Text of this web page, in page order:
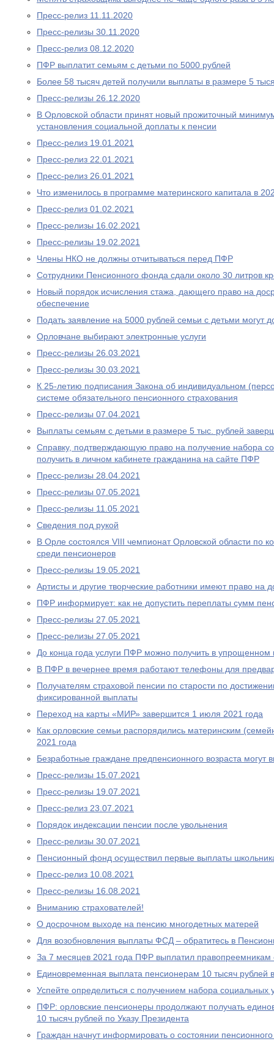
Пресс-релиз 11.11.2020
Пресс-релизы 30.11.2020
Пресс-релиз 08.12.2020
ПФР выплатит семьям с детьми по 5000 рублей
Более 58 тысяч детей получили выплаты в размере 5
Пресс-релизы 26.12.2020
В Орловской области принят новый прожиточный
установления социальной доплаты к пенсии
Пресс-релиз 19.01.2021
Пресс-релиз 22.01.2021
Пресс-релиз 26.01.2021
Что изменилось в программе материнского капитала в
Пресс-релиз 01.02.2021
Пресс-релизы 16.02.2021
Пресс-релизы 19.02.2021
Члены НКО не должны отчитываться перед ПФР
Сотрудники Пенсионного фонда сдали около 30 литров
Новый порядок исчисления стажа, дающего право на
обеспечение
Подать заявление на 5000 рублей семьи с детьми могут
Орловчане выбирают электронные услуги
Пресс-релизы 26.03.2021
Пресс-релизы 30.03.2021
К 25-летию подписания Закона об индивидуальном
системе обязательного пенсионного страхования
Пресс-релизы 07.04.2021
Выплаты семьям с детьми в размере 5 тыс. рублей
Справку, подтверждающую право на получение набора
получить в личном кабинете гражданина на сайте ПФР
Пресс-релизы 28.04.2021
Пресс-релизы 07.05.2021
Пресс-релизы 11.05.2021
Сведения под рукой
В Орле состоялся VIII чемпионат Орловской области по
среди пенсионеров
Пресс-релизы 19.05.2021
Артисты и другие творческие работники имеют право на
ПФР информирует: как не допустить переплаты сумм
Пресс-релизы 27.05.2021
Пресс-релизы 27.05.2021
До конца года услуги ПФР можно получить в упрощенном
В ПФР в вечернее время работают телефоны для
Получателям страховой пенсии по старости по
фиксированной выплаты
Переход на карты «МИР» завершится 1 июля 2021 года
Как орловские семьи распорядились материнским
2021 года
Безработные граждане предпенсионного возраста
Пресс-релизы 15.07.2021
Пресс-релизы 19.07.2021
Пресс-релиз 23.07.2021
Порядок индексации пенсии после увольнения
Пресс-релизы 30.07.2021
Пенсионный фонд осуществил первые выплаты
Пресс-релиз 10.08.2021
Пресс-релизы 16.08.2021
Вниманию страхователей!
О досрочном выходе на пенсию многодетных матерей
Для возобновления выплаты ФСД – обратитесь в
За 7 месяцев 2021 года ПФР выплатил
Единовременная выплата пенсионерам 10 тысяч рублей
Успейте определиться с получением набора социальных
ПФР: орловские пенсионеры продолжают получать
10 тысяч рублей по Указу Президента
Граждан начнут информировать о состоянии